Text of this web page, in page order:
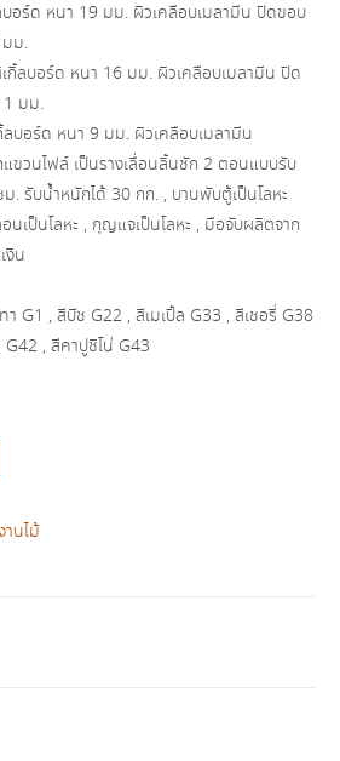
บอร์ด หนา 19 มม. ผิวเคลือบเมลามีน ปิดขอบ
มม.
เกิ้ลบอร์ด หนา 16 มม. ผิวเคลือบเมลามีน ปิด
1 มม.
ลบอร์ด หนา 9 มม. ผิวเคลือบเมลามีน
ขวนไฟล์ เป็นรางเลื่อนลิ้นชัก 2 ตอนแบบรับ
. รับน้ำหนักได้ 30 กก. , บานพับตู้เป็นโลหะ
เป็นโลหะ , กุญแจเป็นโลหะ , มือจับผลิตจาก
งิน
า G1 , สีบีช G22 , สีเมเปิ้ล G33 , สีเชอรี่ G38
, สีคาปูชิโน่ G43
นไม้